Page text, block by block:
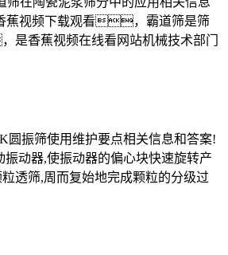
蕉视频下载观看，霸道筛是筛
蕉视频在线看网站机械技术部门
振筛使用维护要点相关信息和答案!
动器,使振动器的偏心块快速旋转产
筛,周而复始地完成颗粒的分级过